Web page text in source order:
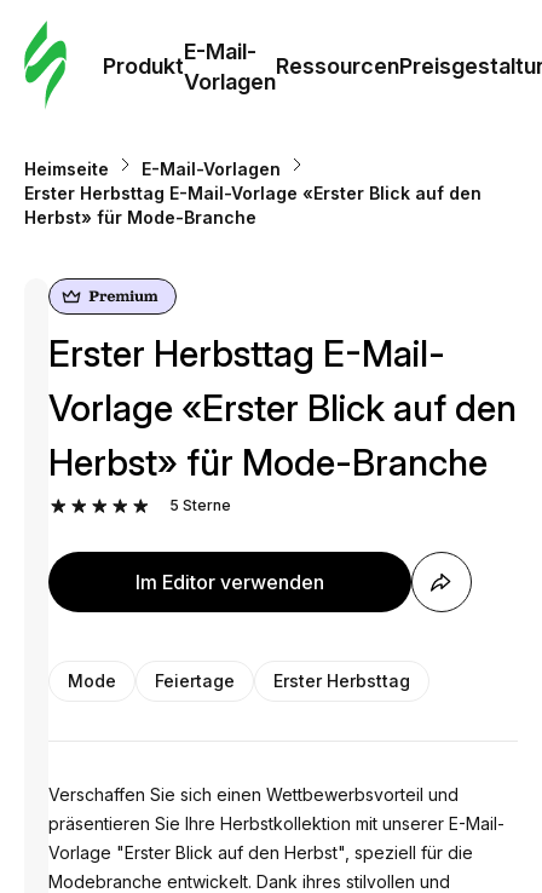
Produkt
E-Mail-
Vorlagen
Ressourcen
Heimseite
E-Mail-Vorlagen
Erster Herbsttag E-Mail-Vorlage «Erster Blick auf den
Herbst» für Mode-Branche
Erster Herbsttag E-Mail-
Vorlage «Erster Blick auf den
Herbst» für Mode-Branche
5 Sterne
Im Editor verwenden
Mode Feiertage Erster Herbsttag
Verschaffen Sie sich einen Wettbewerbsvorteil und
präsentieren Sie Ihre Herbstkollektion mit unserer E-Mail-
Vorlage "Erster Blick auf den Herbst", speziell für die
Modebranche entwickelt. Dank ihres stilvollen und